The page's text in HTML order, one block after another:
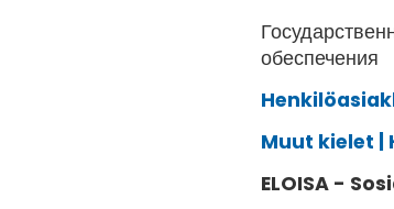
обеспечения
Muut kielet |
ELOISA -